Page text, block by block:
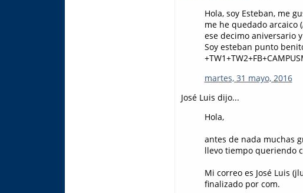
Hola, soy Esteban, me
me he quedado arcaico
ese decimo aniversario
Soy esteban punto
martes, 31 mayo, 2016
José Luis dijo...
Hola,
antes de nada muchas
llevo tiempo queriendo
Mi correo es José Luis
finalizado por com.